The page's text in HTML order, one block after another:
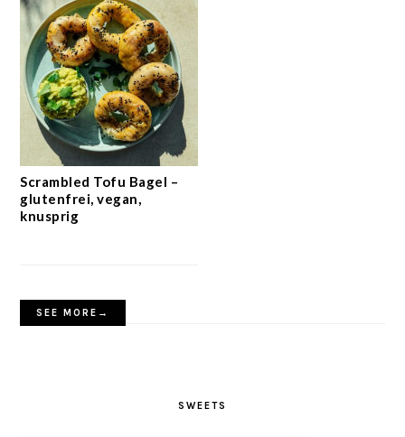
Scrambled Tofu Bagel –
glutenfrei, vegan,
knusprig
SEE MORE→
SWEETS